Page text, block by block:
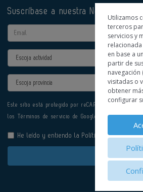
Suscríbase a nuestra Newsletter
Email
Actividad
Provincia
Este sitio está protegido por reCAPTCHA y se
los Términos de servicio de Google.
He leído y entiendo la Política de Privacidad
Enviar
Utilizamos
terceros
servicios y
en base a
partir de
visitadas o
obtener
configurar